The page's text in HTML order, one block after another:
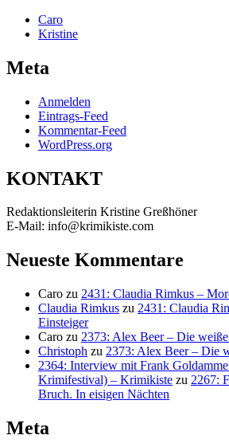
Caro
Kristine
Meta
Anmelden
Eintrags-Feed
Kommentar-Feed
WordPress.org
KONTAKT
Redaktionsleiterin Kristine Greßhöner
E-Mail: info@krimikiste.com
Neueste Kommentare
Caro zu 2431: Claudia Rimkus –
Claudia Rimkus zu 2431: Claudia
Einsteiger
Caro zu 2373: Alex Beer – Die
Christoph zu 2373: Alex Beer – Die
2364: Interview mit Frank
Krimifestival) – Krimikiste zu 2267:
Bruch. In eisigen Nächten
Meta